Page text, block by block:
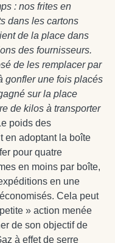
: nos frites en
dans les cartons
de la place dans
des fournisseurs.
de les remplacer par
gonfler une fois placés
sur la place
de kilos à transporter
poids des
en adoptant la boîte
pour quatre
en moins par boîte,
en une
Cela peut
» action menée
de son objectif de
à effet de serre